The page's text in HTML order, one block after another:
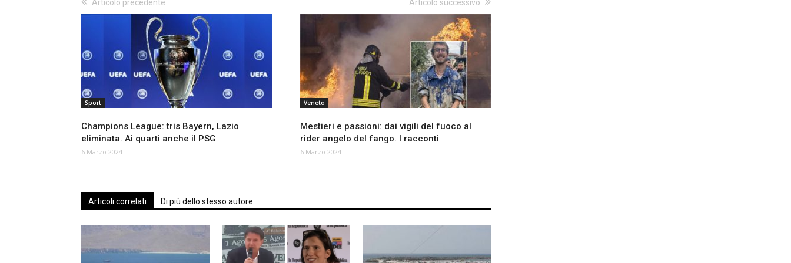
Articolo precedente
Sport
Champions League: tris Bayern, Lazio
eliminata. Ai quarti anche il PSG
6 Marzo 2024
Articolo successivo
Veneto
Mestieri e passioni: dai vigili del fuoco al
rider angelo del fango. I racconti
6 Marzo 2024
Articoli correlati Di più dello stesso autore